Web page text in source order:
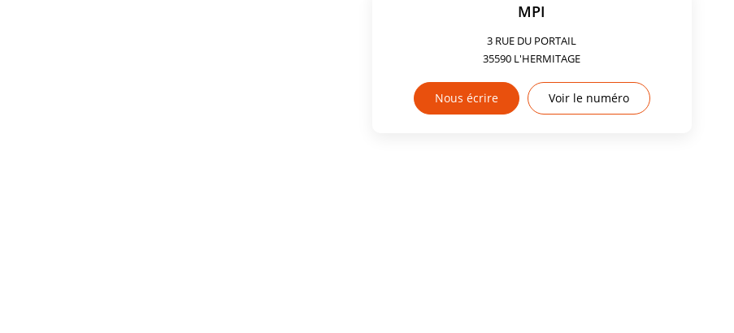
MPI
3 RUE DU PORTAIL
35590 L'HERMITAGE
Nous écrire Voir le numéro